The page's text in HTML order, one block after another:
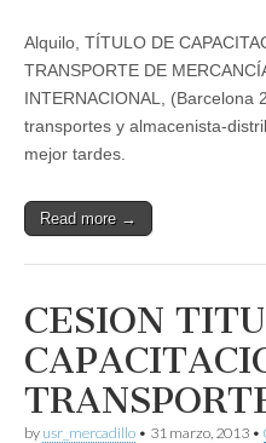
Alquilo, TÍTULO DE
TRANSPORTE DE
INTERNACIONAL, (Barcelona
transportes y almacenista-
mejor tardes.
Read more →
CESION
by usr_mercadillo • 31 marzo, 2013 •